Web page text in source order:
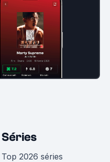
Séries
Top 2026 séries